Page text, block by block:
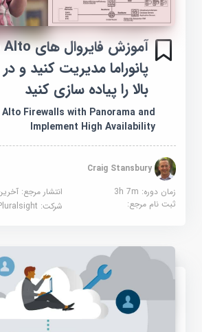
پانوراما مدیریت کنید و
بالا را پیاده سازی کنید
Alto Firewalls with Panorama and
Implement High Availability
Craig Stansbury
زمان دوره: 3h 7m
انتشار مرجع:آخرین
ثبت نام مرجع:
شرکت:Pluralsight (پلورال سایت)